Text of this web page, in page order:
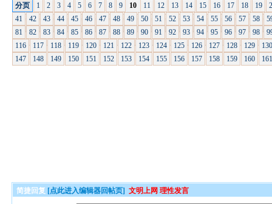
分页 1 2 3 4 5 6 7 8 9 10 11 12 13 14 15 16 17 18 19
41
42 43 44 45 46 47 48 49 50 51 52 53 54 55 56 57 58
81
82 83 84 85 86 87 88 89 90 91 92 93 94 95 96 97 98
116
117 118 119 120 121 122 123 124 125 126 127 128 129
147
148 149 150 151 152 153 154 155 156 157 158 159 160
简捷回复 [点此进入编辑器回帖页] 文明上网 理性发言